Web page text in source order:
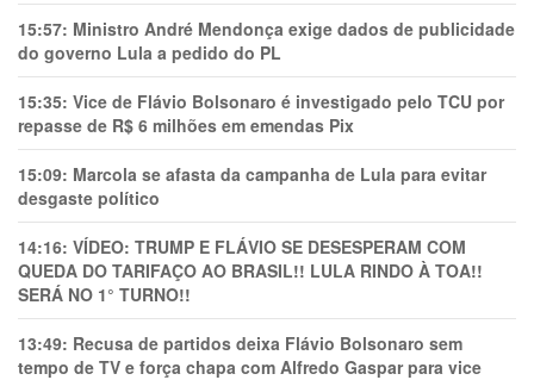
15:57: Ministro André Mendonça exige dados de publicidade
do governo Lula a pedido do PL
15:35: Vice de Flávio Bolsonaro é investigado pelo TCU por
repasse de R$ 6 milhões em emendas Pix
15:09: Marcola se afasta da campanha de Lula para evitar
desgaste político
14:16: VÍDEO: TRUMP E FLÁVIO SE DESESPERAM COM
QUEDA DO TARIFAÇO AO BRASIL!! LULA RINDO À TOA!!
SERÁ NO 1° TURNO!!
13:49: Recusa de partidos deixa Flávio Bolsonaro sem
tempo de TV e força chapa com Alfredo Gaspar para vice